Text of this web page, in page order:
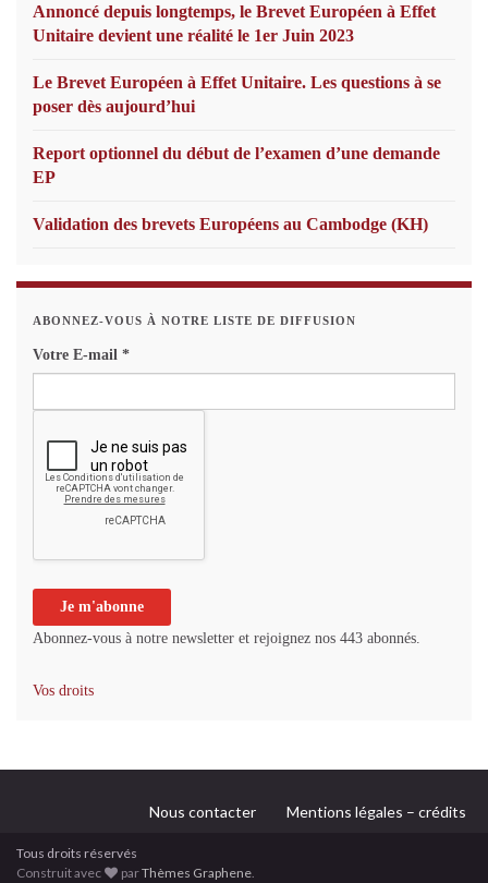
Annoncé depuis longtemps, le Brevet Européen à Effet
Unitaire devient une réalité le 1er Juin 2023
Le Brevet Européen à Effet Unitaire. Les questions à se
poser dès aujourd’hui
Report optionnel du début de l’examen d’une demande
EP
Validation des brevets Européens au Cambodge (KH)
ABONNEZ-VOUS À NOTRE LISTE DE DIFFUSION
Votre E-mail *
Abonnez-vous à notre newsletter et rejoignez nos 443 abonnés.
Vos droits
Nous contacter Mentions légales – crédits
Tous droits réservés
Construit avec
parThèmes Graphene